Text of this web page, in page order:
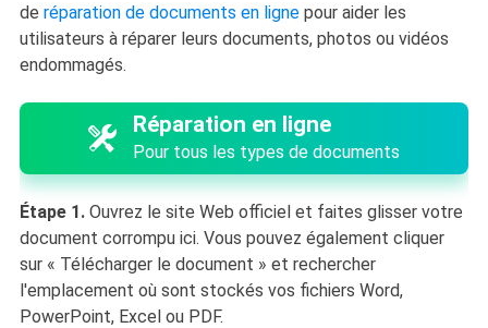
de réparation de documents en lignepour aider les
utilisateurs à réparer leurs documents, photos ou vidéos
endommagés.
Réparation en ligne
Pour tous les types de documents
Étape 1.Ouvrez le site Web officiel et faites glisser votre
document corrompu ici. Vous pouvez également cliquer
sur « Télécharger le document » et rechercher
l'emplacement où sont stockés vos fichiers Word,
PowerPoint, Excel ou PDF.